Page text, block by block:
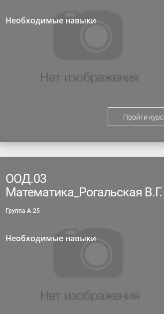
Необходимые навыки
Пройти курс
ООД.03
Математика_Рогальская В.Г.
Группа А-25
Необходимые навыки